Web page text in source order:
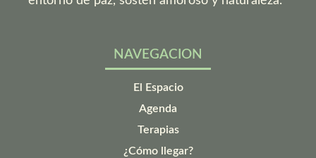
NAVEGACION
El Espacio
Agenda
Terapias
¿Cómo llegar?